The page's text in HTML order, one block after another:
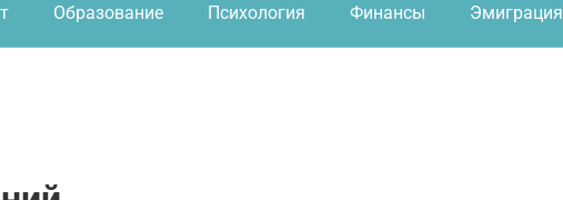
Образование Психология Финансы Эмиграция